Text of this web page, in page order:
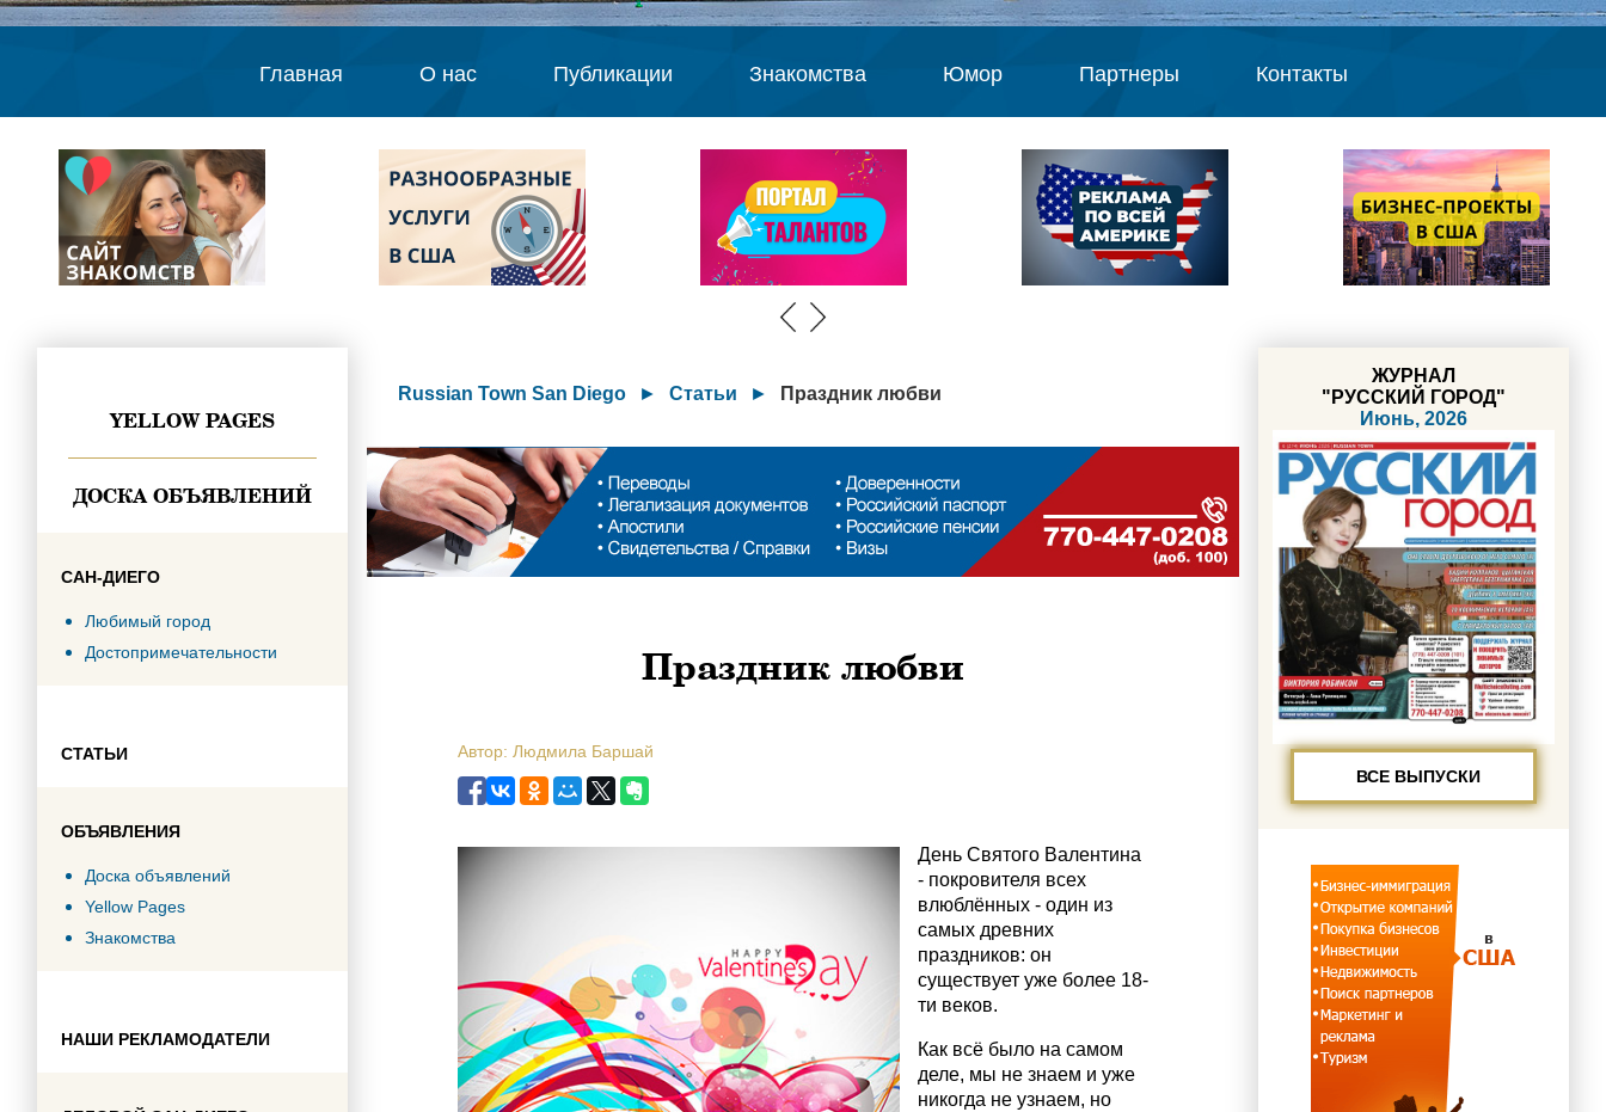
Главная О нас Публикации Знакомства Юмор Партнеры Контакты
YELLOW PAGES
ДОСКА ОБЪЯВЛЕНИЙ
САН-ДИЕГО
Любимый город
Достопримечательности
СТАТЬИ
ОБЪЯВЛЕНИЯ
Доска объявлений
Yellow Pages
Знакомства
НАШИ РЕКЛАМОДАТЕЛИ
Russian Town San Diego ► Статьи ► Праздник любви
Праздник любви
Автор: Людмила Баршай
День Святого Валентина
- покровителя всех
влюблённых - один из
самых древних
праздников: он
существует уже более 18-
ти веков.
Как всё было на самом
деле, мы не знаем и уже
никогда не узнаем, но
ЖУРНАЛ
"РУССКИЙ ГОРОД"
Июнь, 2026
ВСЕ ВЫПУСКИ